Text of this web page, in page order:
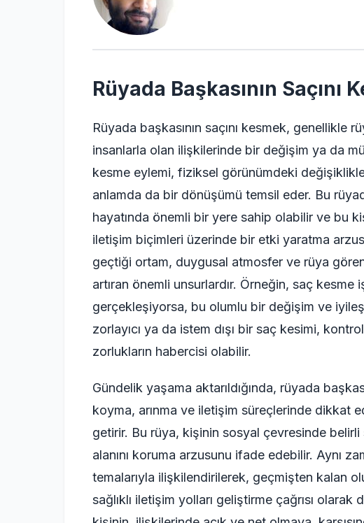
Rüyada Başkasının Saçını
Rüyada başkasının saçını kesmek, genellikle
insanlarla olan ilişkilerinde bir değişim ya da
kesme eylemi, fiziksel görünümdeki
anlamda da bir dönüşümü temsil eder. Bu
hayatında önemli bir yere sahip olabilir ve bu
iletişim biçimleri üzerinde bir etki yaratma
geçtiği ortam, duygusal atmosfer ve rüya
artıran önemli unsurlardır. Örneğin, saç
gerçekleşiyorsa, bu olumlu bir değişim ve
zorlayıcı ya da istem dışı bir saç kesimi,
zorlukların habercisi olabilir.
Gündelik yaşama aktarıldığında, rüyada
koyma, arınma ve iletişim süreçlerinde dikkat
getirir. Bu rüya, kişinin sosyal çevresinde belirli
alanını koruma arzusunu ifade edebilir. Aynı
temalarıyla ilişkilendirilerek, geçmişten kalan
sağlıklı iletişim yolları geliştirme çağrısı olarak